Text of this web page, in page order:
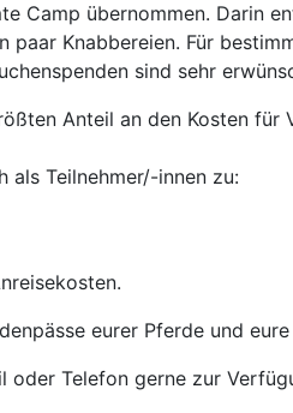
Camp übernommen. Darin
paar Knabbereien. Für
sind sehr
Anteil an den Kosten für
als Teilnehmer/-innen zu:
eurer Pferde und
oder Telefon gerne zur